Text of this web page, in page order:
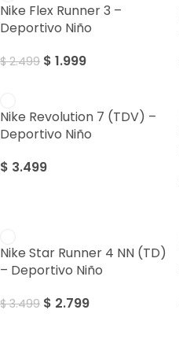
Nike Flex Runner 3 –
Deportivo Niño
$2.499 $ 1.999
Nike Revolution 7 (TDV) –
Deportivo Niño
$ 3.499
Nike Star Runner 4 NN (TD)
– Deportivo Niño
$3.499 $ 2.799